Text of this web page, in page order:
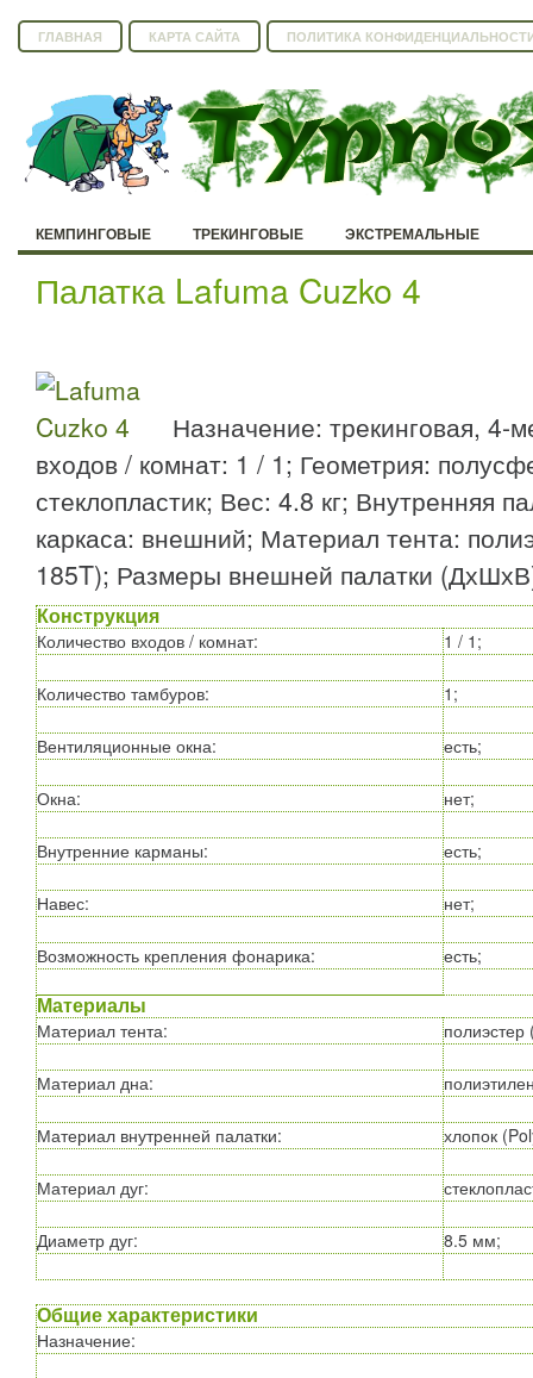
ГЛАВНАЯ КАРТА САЙТА ПОЛИТИКА
КЕМПИНГОВЫЕ ТРЕКИНГОВЫЕ ЭКСТРЕМАЛЬНЫЕ
Палатка Lafuma Cuzko 4
Назначение: трекинговая, 4-
входов / комнат: 1 / 1; Геометрия:
стеклопластик; Вес: 4.8 кг; Внутренняя
каркаса: внешний; Материал тента:
185T); Размеры внешней палатки
Конструкция
Количество входов / комнат: 1 / 1;
Количество тамбуров: 1;
Вентиляционные окна: есть;
Окна: нет;
Внутренние карманы: есть;
Навес: нет;
Возможность крепления фонарика: есть;
Материалы
Материал тента:
Материал дна:
Материал внутренней палатки: хлопок
Материал дуг:
Диаметр дуг: 8.5 мм;
Общие характеристики
Назначение: